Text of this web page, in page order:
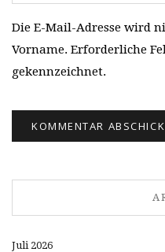
Die E-Mail-Adresse wird
Vorname. Erforderliche
gekennzeichnet.
Juli 2026